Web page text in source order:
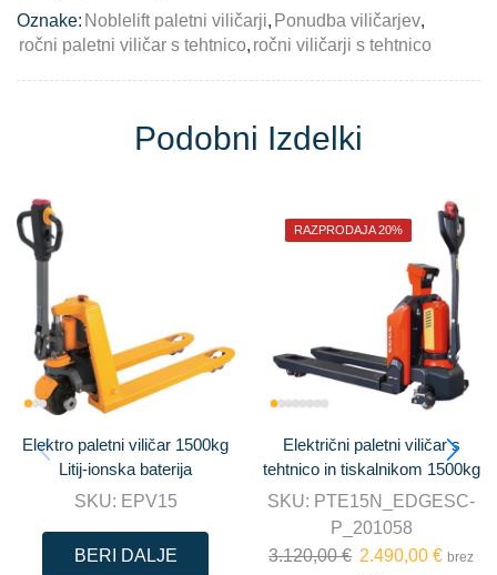
Oznake: Noblelift paletni viličarji, Ponudba viličarjev,
ročni paletni viličar s tehtnico, ročni viličarji s tehtnico
Podobni Izdelki
Elektro paletni viličar 1500kg
Litij-ionska baterija
SKU: EPV15
BERI DALJE
RAZPRODAJA 20%
Električni paletni viličar s
tehtnico in tiskalnikom 1500kg
SKU: PTE15N_EDGESC-
P_201058
3.120,00€ 2.490,00€ brez